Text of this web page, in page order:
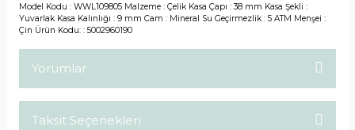
Model Kodu : WWL109805 Malzeme : Çelik Kasa Çapı : 38 mm Kasa Şekli :
Yuvarlak Kasa Kalınlığı : 9 mm Cam : Mineral Su Geçirmezlik : 5 ATM Menşei :
Çin Ürün Kodu: : 5002960190
Yorumlar
Taksit Seçenekleri